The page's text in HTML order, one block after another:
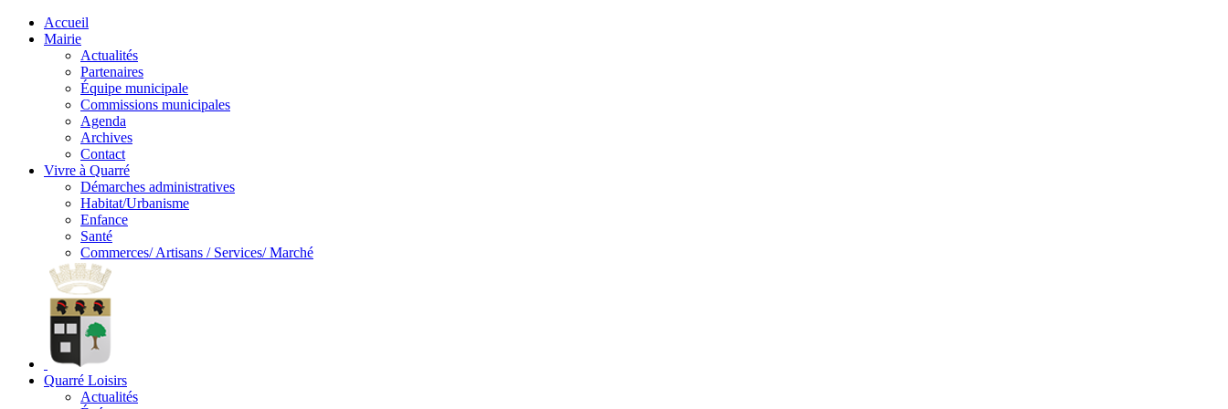
Accueil
Mairie
Actualités
Partenaires
Équipe municipale
Commissions municipales
Agenda
Archives
Contact
Vivre à Quarré
Démarches administratives
Habitat/Urbanisme
Enfance
Santé
Commerces/ Artisans / Services/ Marché
Quarré Loisirs
Actualités